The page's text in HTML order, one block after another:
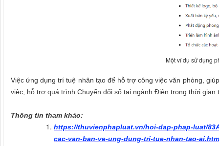
Một ví dụ sử dụng
Việc ứng dụng trí tuệ nhân tạo để hỗ trợ công việc văn phòng,
việc, hỗ trợ quá trình Chuyển đổi số tại ngành Điện trong thời gian
Thông tin tham khảo:
https://thuvienphapluat.vn/hoi-dap-phap-luat/
cac-van-ban-ve-ung-dung-tri-tue-nhan-tao-